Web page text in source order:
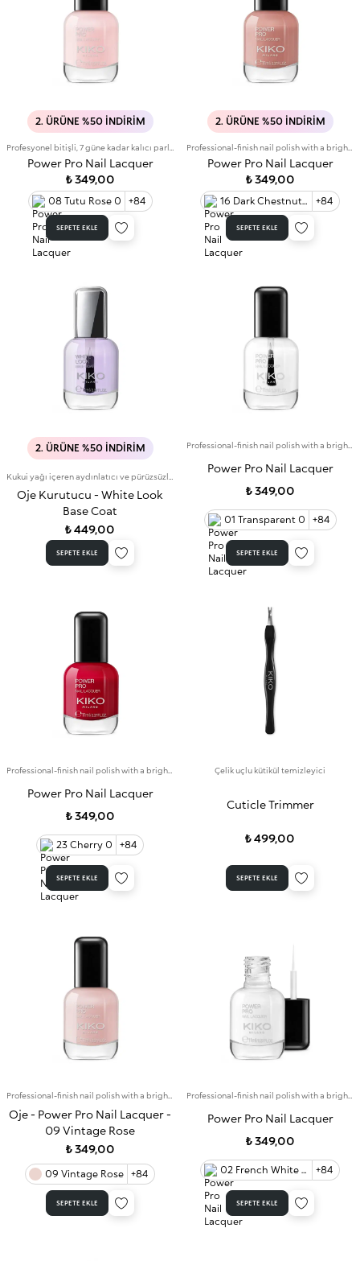
2. ÜRÜNE %50 İNDIRIM
Power Pro Nail Lacquer
₺ 349,00
08 Tutu Rose 0 +84
SEPETE EKLE
2. ÜRÜNE %50 İNDIRIM
Power Pro Nail Lacquer
₺ 349,00
16 Dark Chestnut 0 +84
SEPETE EKLE
2. ÜRÜNE %50 İNDIRIM
Oje Kurutucu - White Look
Base Coat
₺ 449,00
SEPETE EKLE
Power Pro Nail Lacquer
₺ 349,00
01 Transparent 0 +84
SEPETE EKLE
Power Pro Nail Lacquer
₺ 349,00
23 Cherry 0 +84
SEPETE EKLE
Çelik uçlu kütikül temizleyici
Cuticle Trimmer
₺ 499,00
SEPETE EKLE
Oje - Power Pro Nail Lacquer -
09 Vintage Rose
₺ 349,00
09 Vintage Rose +84
SEPETE EKLE
Power Pro Nail Lacquer
₺ 349,00
02 French White - thin brush 0 +84
SEPETE EKLE